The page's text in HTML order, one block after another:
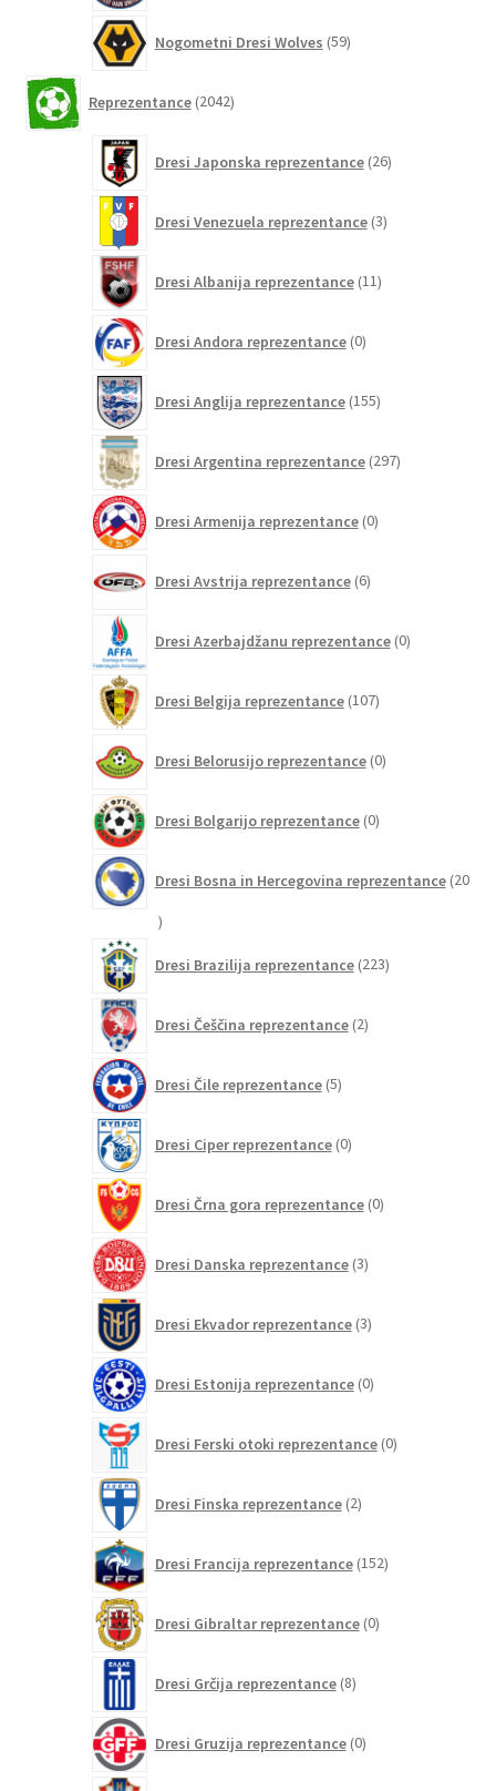
Nogometni Dresi Wolves 59izdelkov
Reprezentance 2042izdelkov
Dresi Japonska reprezentance 26izdelkov
Dresi Venezuela reprezentance 3izdelki
Dresi Albanija reprezentance 11izdelkov
Dresi Andora reprezentance 0izdelkov
Dresi Anglija reprezentance 155izdelkov
Dresi Argentina reprezentance 297izdelkov
Dresi Armenija reprezentance 0izdelkov
Dresi Avstrija reprezentance 6izdelkov
Dresi Azerbajdžanu reprezentance 0izdelkov
Dresi Belgija reprezentance 107izdelkov
Dresi Belorusijo reprezentance 0izdelkov
Dresi Bolgarijo reprezentance 0izdelkov
Dresi Bosna in Hercegovina reprezentance 20
20
Dresi Brazilija reprezentance 223izdelkov
Dresi Češčina reprezentance 2izdelka
Dresi Čile reprezentance 5izdelkov
Dresi Ciper reprezentance 0izdelkov
Dresi Črna gora reprezentance 0izdelkov
Dresi Danska reprezentance 3izdelki
Dresi Ekvador reprezentance 3izdelki
Dresi Estonija reprezentance 0izdelkov
Dresi Ferski otoki reprezentance 0izdelkov
Dresi Finska reprezentance 2izdelka
Dresi Francija reprezentance 152izdelkov
Dresi Gibraltar reprezentance 0izdelkov
Dresi Grčija reprezentance 8izdelkov
Dresi Gruzija reprezentance 0izdelkov